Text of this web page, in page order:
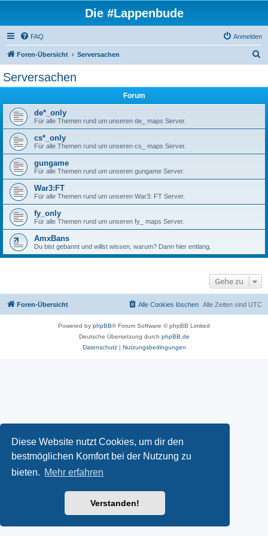
Diese Website nutzt Cookies, um dir den
bestmöglichen Komfort bei der Nutzung zu
bieten. Mehr erfahren
Verstanden!
Die #Lappenbude
FAQ Anmelden
Foren-Übersicht Serversachen
Serversachen
Forum
de*_only
Für alle Themen rund um unseren de_ maps Server.
cs*_only
Für alle Themen rund um unseren cs_ maps Server.
gungame
Für alle Themen rund um unseren gungame Server.
War3:FT
Für alle Themen rund um unseren War3: FT Server.
fy_only
Für alle Themen rund um unseren fy_ maps Server.
AmxBans
Du bist gebannt und willst wissen, warum? Dann hier entlang.
Gehe zu
Foren-Übersicht Alle Zeiten sind UTC
Alle Cookies löschen
Powered by phpBB® Forum Software © phpBB Limited
Deutsche Übersetzung durch phpBB.de
Datenschutz| Nutzungsbedingungen